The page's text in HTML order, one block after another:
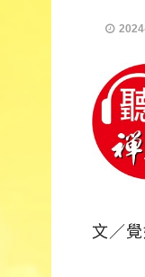
文／